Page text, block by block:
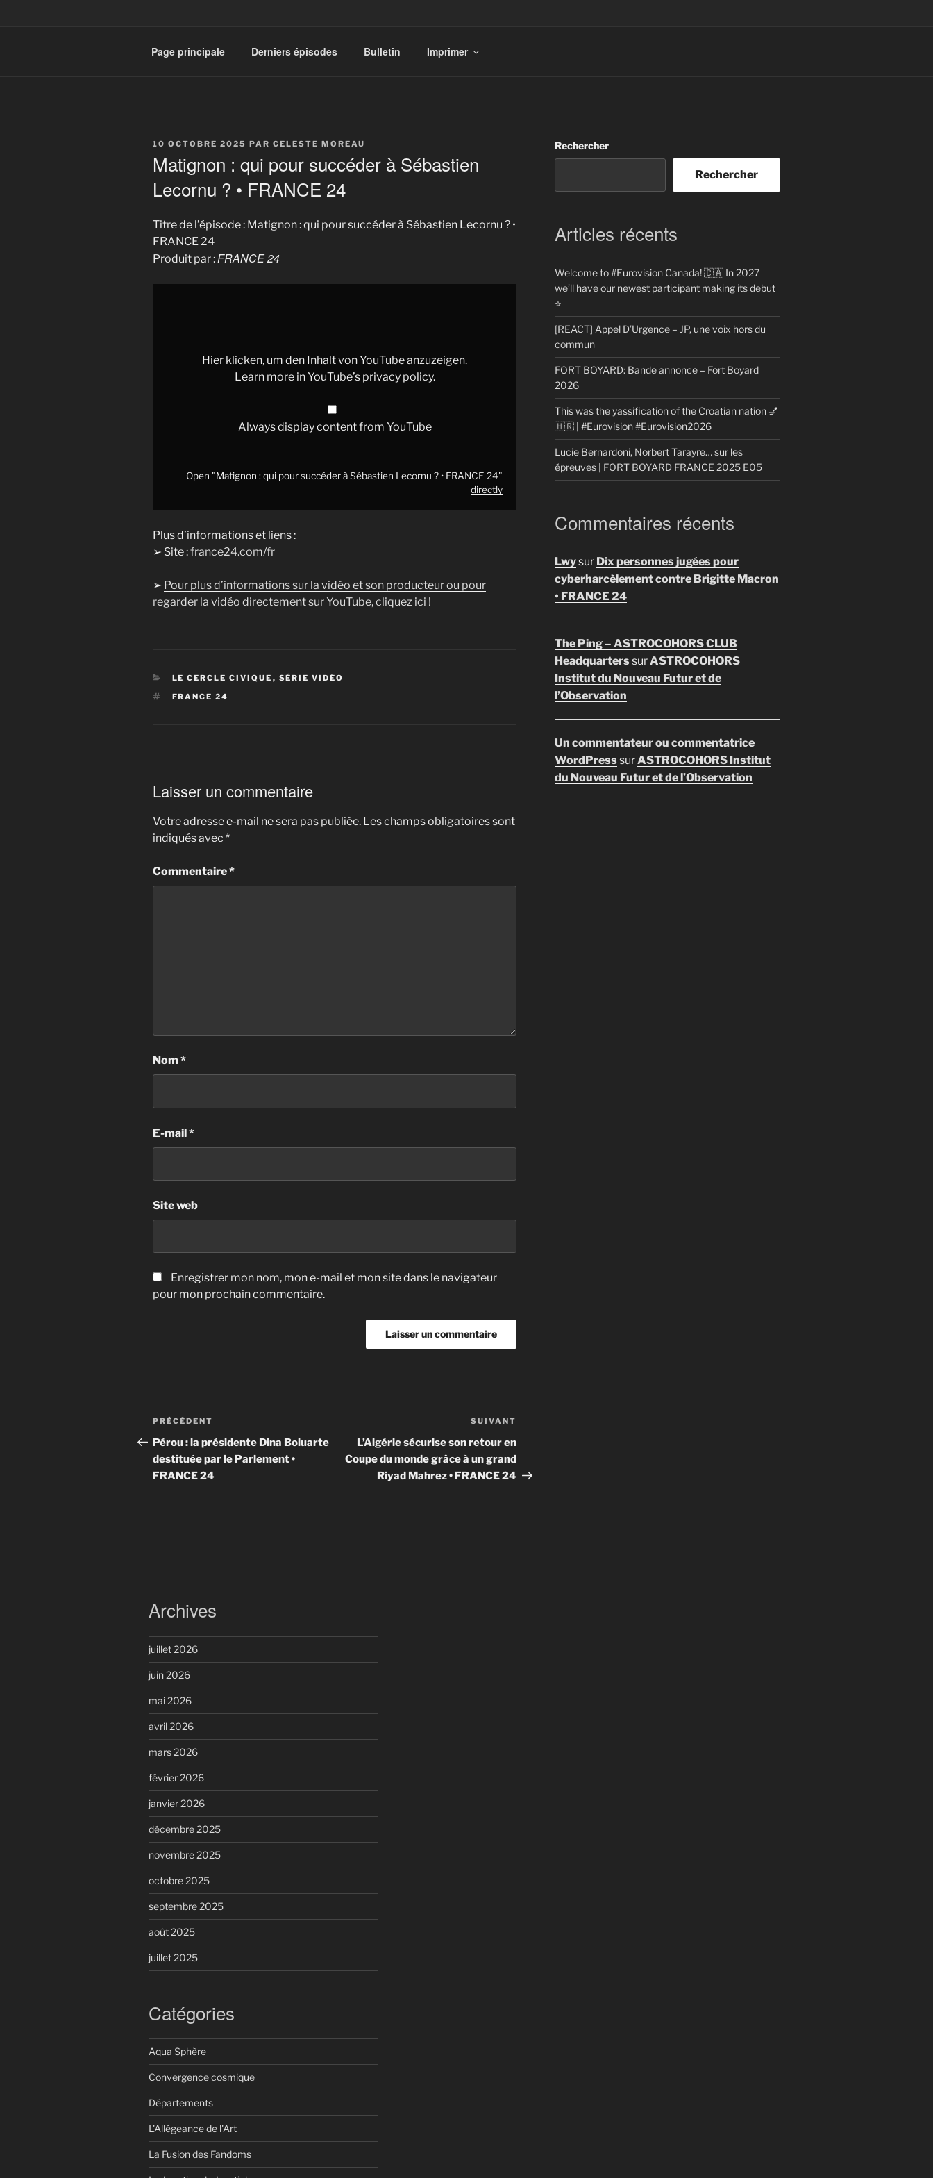
Page principale Derniers épisodes Bulletin Imprimer
PUBLIÉ
10 OCTOBRE 2025 PAR CELESTE MOREAU
Matignon : qui pour succéder à Sébastien
Lecornu ? • FRANCE 24
Titre de l’épisode : Matignon : qui pour succéder à Sébastien Lecornu ? •
FRANCE 24
Produit par :FRANCE 24
FRANCE
from
Hier klicken, um den Inhalt von YouTube anzuzeigen.
Learn more inYouTube’s privacy policy.
Always display content from YouTube
Open "Matignon : qui pour succéder à Sébastien Lecornu ? • FRANCE 24"
directly
Plus d’informations et liens :
➢ Site :france24.com/fr
➢ Pour plus d’informations sur la vidéo et son producteur ou pour
regarder la vidéo directement sur YouTube, cliquez ici !
CATÉGORIES
LE CERCLE CIVIQUE , SÉRIE VIDÉO
ÉTIQUETTES
FRANCE 24
Laisser un commentaire
Votre adresse e-mail ne sera pas publiée. Les champs obligatoires sont
indiqués avec *
Commentaire*
Nom *
E-mail*
Site web
Enregistrer mon nom, mon e-mail et mon site dans le navigateur
pour mon prochain commentaire.
Navigation
de
l’article
Article
précédent
PRÉCÉDENT
Pérou : la présidente Dina Boluarte
destituée par le Parlement •
FRANCE 24
suivant
SUIVANT
L’Algérie sécurise son retour en
Coupe du monde grâce à un grand
Riyad Mahrez • FRANCE 24
Rechercher
Rechercher
Articles récents
Welcome to #Eurovision Canada! 🇨🇦 In 2027
we’ll have our newest participant making its debut
⭐
[REACT] Appel D’Urgence – JP, une voix hors du
commun
FORT BOYARD: Bande annonce – Fort Boyard
2026
This was the yassification of the Croatian nation 💅
🇭🇷 | #Eurovision #Eurovision2026
Lucie Bernardoni, Norbert Tarayre… sur les
épreuves | FORT BOYARD FRANCE 2025 E05
Commentaires récents
Lwysur Dix personnes jugées pour
cyberharcèlement contre Brigitte Macron
• FRANCE 24
The Ping – ASTROCOHORS CLUB
HeadquarterssurASTROCOHORS
Institut du Nouveau Futur et de
l’Observation
Un commentateur ou commentatrice
WordPresssurASTROCOHORS Institut
du Nouveau Futur et de l’Observation
Archives
juillet 2026
juin 2026
mai 2026
avril 2026
mars 2026
février 2026
janvier 2026
décembre 2025
novembre 2025
octobre 2025
septembre 2025
août 2025
juillet 2025
Catégories
Aqua Sphère
Convergence cosmique
Départements
L'Allégeance de l'Art
La Fusion des Fandoms